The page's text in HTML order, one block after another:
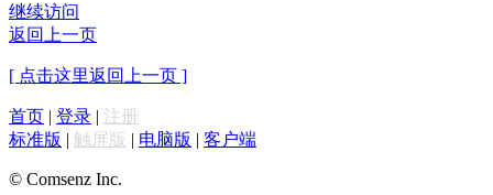
继续访问
返回上一页
[ 点击这里返回上一页 ]
首页 | 登录 | 注册
标准版 | 触屏版 | 电脑版 | 客户端
© Comsenz Inc.